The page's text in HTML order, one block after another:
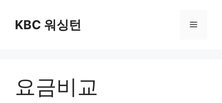
KBC 워싱턴 메
요금비교